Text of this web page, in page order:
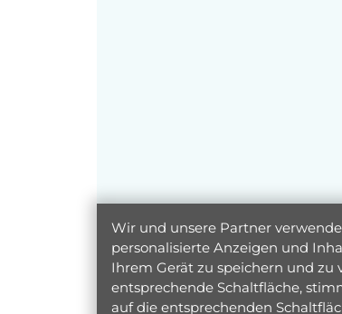
Wir und unsere Partner
personalisierte Anzeigen und
Ihrem Gerät zu speichern und
entsprechende Schaltfläche,
auf die entsprechenden